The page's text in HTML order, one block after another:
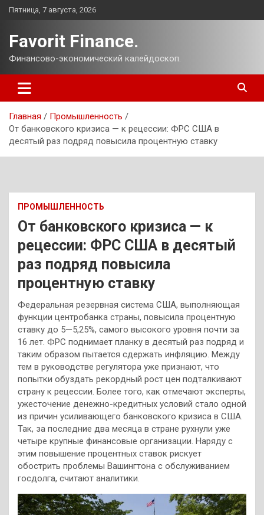
Перейти
Пятница, 7 августа, 2026
Favorit Finance.
Финансово-экономический калейдоскоп.
Главная
Промышленность
От банковского кризиса — к рецессии: ФРС США в
десятый раз подряд повысила процентную ставку
ПРОМЫШЛЕННОСТЬ
От банковского кризиса — к
рецессии: ФРС США в десятый
раз подряд повысила
процентную ставку
Федеральная резервная система США, выполняющая
функции центробанка страны, повысила процентную
ставку до 5—5,25%, самого высокого уровня почти за
16 лет. ФРС поднимает планку в десятый раз подряд и
таким образом пытается сдержать инфляцию. Между
тем в руководстве регулятора уже признают, что
попытки обуздать рекордный рост цен подталкивают
страну к рецессии. Более того, как отмечают эксперты,
ужесточение денежно-кредитных условий стало одной
из причин усиливающего банковского кризиса в США.
Так, за последние два месяца в стране рухнули уже
четыре крупные финансовые организации. Наряду с
этим повышение процентных ставок рискует
обострить проблемы Вашингтона с обслуживанием
госдолга, считают аналитики.